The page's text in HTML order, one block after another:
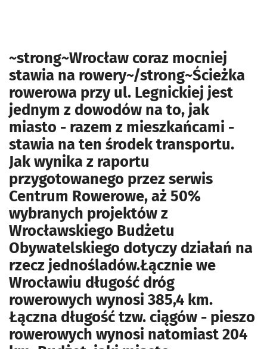
~strong~Wrocław coraz mocniej
stawia na rowery~/strong~Ścieżka
rowerowa przy ul. Legnickiej jest
jednym z dowodów na to, jak
miasto - razem z mieszkańcami -
stawia na ten środek transportu.
Jak wynika z raportu
przygotowanego przez serwis
Centrum Rowerowe, aż 50%
wybranych projektów z
Wrocławskiego Budżetu
Obywatelskiego dotyczy działań na
rzecz jednośladów.Łącznie we
Wrocławiu długość dróg
rowerowych wynosi 385,4 km.
Łączna długość tzw. ciągów - pieszo
rowerowych wynosi natomiast 204